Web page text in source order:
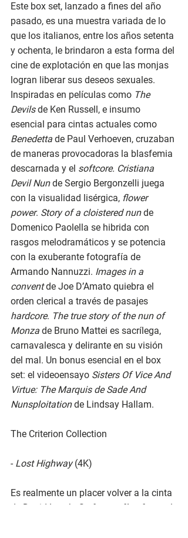
Este box set, lanzado a fines del año
pasado, es una muestra variada de lo
que los italianos, entre los años setenta
y ochenta, le brindaron a esta forma del
cine de explotación en que las monjas
logran liberar sus deseos sexuales.
Inspiradas en películas como The
Devils de Ken Russell, e insumo
esencial para cintas actuales como
Benedetta de Paul Verhoeven, cruzaban
de maneras provocadoras la blasfemia
descarnada y el softcore. Cristiana
Devil Nun de Sergio Bergonzelli juega
con la visualidad lisérgica, flower
power. Story of a cloistered nun de
Domenico Paolella se hibrida con
rasgos melodramáticos y se potencia
con la exuberante fotografía de
Armando Nannuzzi. Images in a
convent de Joe D’Amato quiebra el
orden clerical a través de pasajes
hardcore. The true story of the nun of
Monza de Bruno Mattei es sacrílega,
carnavalesca y delirante en su visión
del mal. Un bonus esencial en el box
set: el videoensayo Sisters Of Vice And
Virtue: The Marquis de Sade And
Nunsploitation de Lindsay Hallam.
The Criterion Collection
- Lost Highway (4K)
Es realmente un placer volver a la cinta
de David Lynch. Su fotografía afecta al